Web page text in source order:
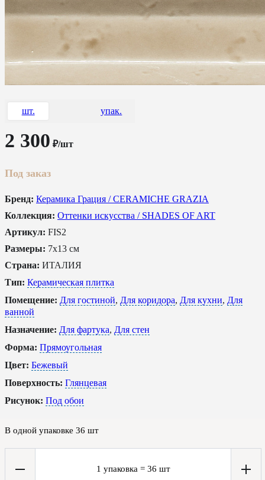
шт. упак.
2 300 ₽/шт
Под заказ
Бренд: Керамика Грация / CERAMICHE GRAZIA
Коллекция: Оттенки искусства / SHADES OF ART
Артикул: FIS2
Размеры: 7x13 см
Страна: ИТАЛИЯ
Тип: Керамическая плитка
Помещение: Для гостиной, Для коридора, Для кухни, Для
ванной
Назначение: Для фартука, Для стен
Форма: Прямоугольная
Цвет: Бежевый
Поверхность: Глянцевая
Рисунок: Под обои
В одной упаковке 36 шт
1 упаковка = 36 шт